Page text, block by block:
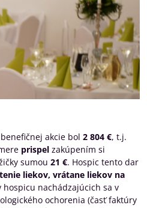
akcie bol 2 804 €, t.j.
prispel zakúpením si
sumou 21 €. Hospic tento dar
liekov, vrátane liekov na
hospicu nachádzajúcich sa v
ochorenia (časť faktúry